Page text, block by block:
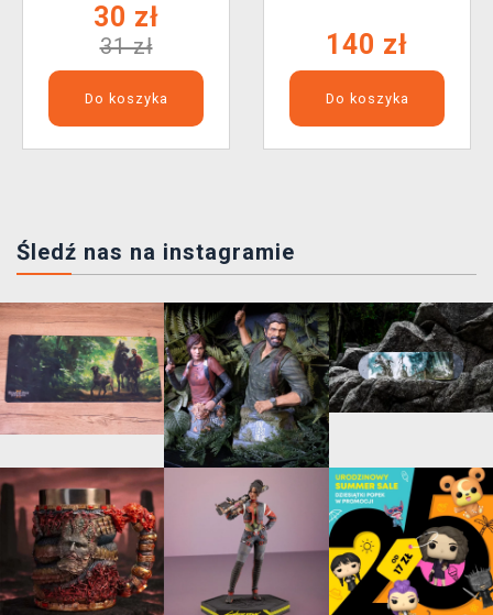
30 zł
31 zł
Do koszyka
140 zł
Do koszyka
Śledź nas na instagramie